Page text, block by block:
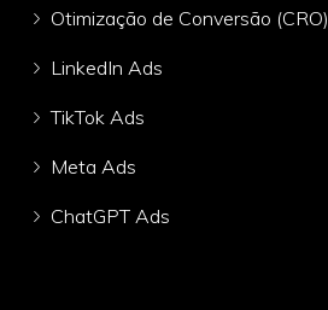
Otimização de Conversão (CRO)
LinkedIn Ads
TikTok Ads
Meta Ads
ChatGPT Ads